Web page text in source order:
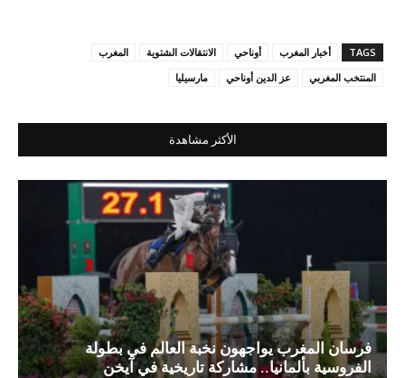
TAGS أخبار المغرب أوناحي الانتقالات الشتوية
المغرب
المنتخب المغربي
عز الدين أوناحي مارسيليا
الأكثر مشاهدة
فرسان المغرب يواجهون نخبة العالم في بطولة
الفروسية بألمانيا.. مشاركة تاريخية في آيخن